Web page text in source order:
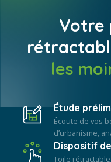
Votre
les
Étude
Écoute de vos
d’urbanisme,
Dispositif
Toile